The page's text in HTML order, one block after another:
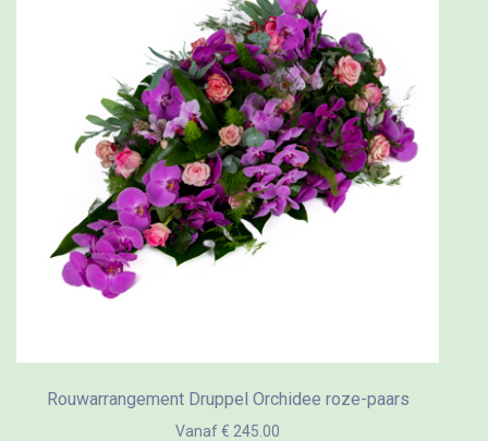
Rouwarrangement Druppel Orchidee roze-paars
Vanaf € 245.00